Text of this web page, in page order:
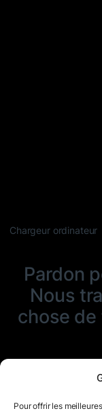
Pour offrir les
Chargeur ordinateur
Pardon
Nous
chose